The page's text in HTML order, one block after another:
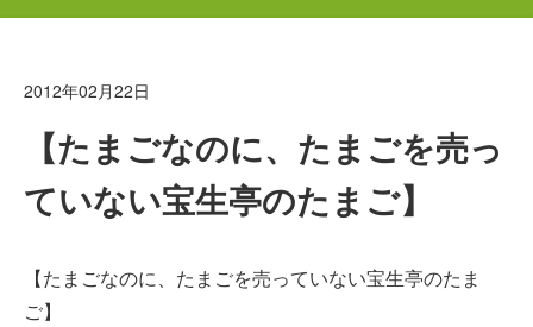
2012年02月22日
【たまごなのに、たまごを売っ
ていない宝生亭のたまご】
【たまごなのに、たまごを売っていない宝生亭のたま
ご】